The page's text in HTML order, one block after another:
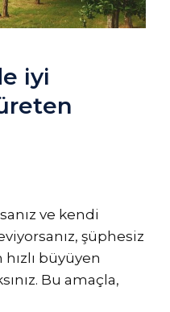
iyi
ve kendi
şüphesiz
büyüyen
Bu amaçla,